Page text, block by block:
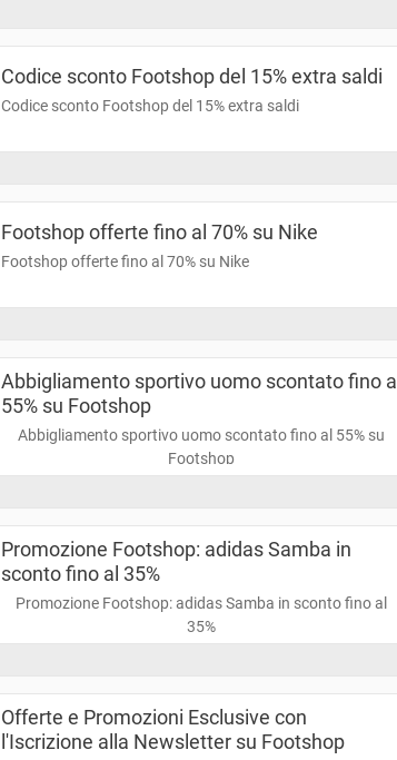
Codice sconto Footshop del 15% extra saldi
Codice sconto Footshop del 15% extra saldi
Footshop offerte fino al 70% su Nike
Footshop offerte fino al 70% su Nike
Abbigliamento sportivo uomo scontato fino al
55% su Footshop
Abbigliamento sportivo uomo scontato fino al 55% su
Footshop
Promozione Footshop: adidas Samba in
sconto fino al 35%
Promozione Footshop: adidas Samba in sconto fino al
35%
Offerte e Promozioni Esclusive con
l'Iscrizione alla Newsletter su Footshop